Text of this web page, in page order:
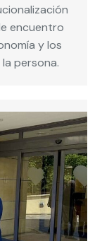
encuentro
y los
persona.